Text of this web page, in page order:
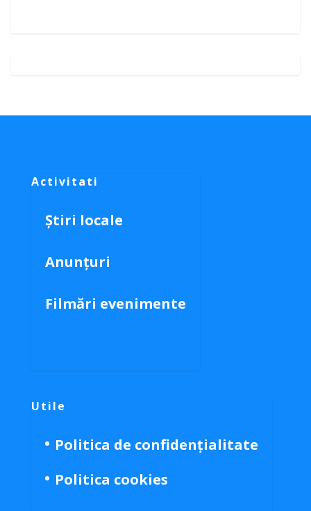
Activitati
Știri locale
Anunțuri
Filmări evenimente
Utile
Politica de confidențialitate
Politica cookies